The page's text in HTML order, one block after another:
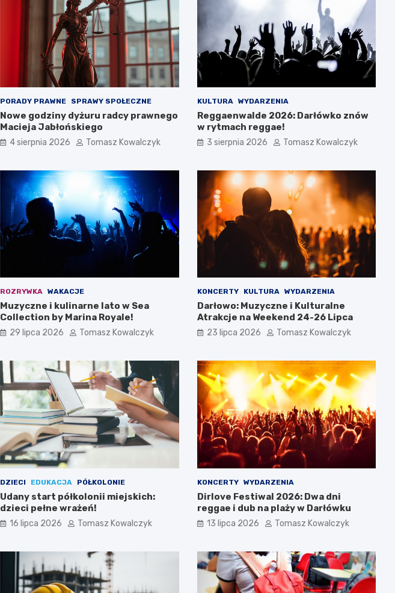
PORADY PRAWNE SPRAWY SPOŁECZNE
Nowe godziny dyżuru radcy prawnego
Macieja Jabłońskiego
4 sierpnia 2026 Tomasz Kowalczyk
KULTURA WYDARZENIA
Reggaenwalde 2026: Darłówko znów
w rytmach reggae!
3 sierpnia 2026 Tomasz Kowalczyk
ROZRYWKA WAKACJE
Muzyczne i kulinarne lato w Sea
Collection by Marina Royale!
29 lipca 2026 Tomasz Kowalczyk
KONCERTY KULTURA WYDARZENIA
Darłowo: Muzyczne i Kulturalne
Atrakcje na Weekend 24-26 Lipca
23 lipca 2026 Tomasz Kowalczyk
DZIECI EDUKACJA PÓŁKOLONIE
Udany start półkolonii miejskich:
dzieci pełne wrażeń!
16 lipca 2026 Tomasz Kowalczyk
KONCERTY WYDARZENIA
Dirlove Festiwal 2026: Dwa dni
reggae i dub na plaży w Darłówku
13 lipca 2026 Tomasz Kowalczyk